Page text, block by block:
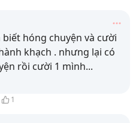
hóng chuyện và cười
khạch . nhưng lại có
rồi cười 1 mình...
1